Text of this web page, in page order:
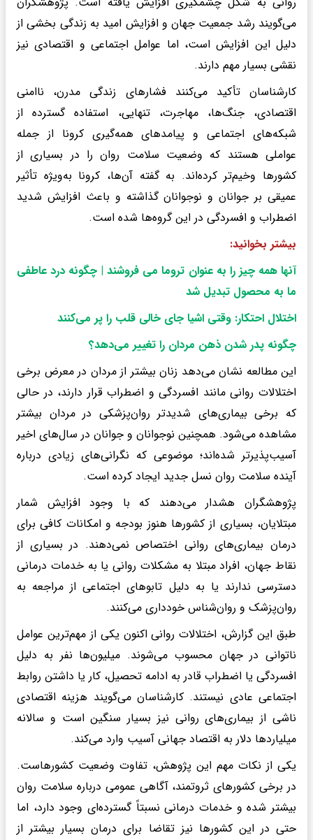
می‌گویند رشد جمعیت جهان و افزایش امید به زندگی بخشی از
دلیل این افزایش است، اما عوامل اجتماعی و اقتصادی نیز
نقشی بسیار مهم دارند.
کارشناسان تأکید می‌کنند فشارهای زندگی مدرن، ناامنی
اقتصادی، جنگ‌ها، مهاجرت، تنهایی، استفاده گسترده از
شبکه‌های اجتماعی و پیامدهای همه‌گیری کرونا از جمله
عواملی هستند که وضعیت سلامت روان را در بسیاری از
کشورها وخیم‌تر کرده‌اند. به گفته آن‌ها، کرونا به‌ویژه تأثیر
عمیقی بر جوانان و نوجوانان گذاشته و باعث افزایش شدید
اضطراب و افسردگی در این گروه‌ها شده است.
بیشتر بخوانید:
آنها همه چیز را به عنوان تروما می فروشند | چگونه درد عاطفی
ما به محصول تبدیل شد
اختلال احتکار: وقتی اشیا جای خالی قلب را پر می‌کنند
چگونه پدر شدن ذهن مردان را تغییر می‌دهد؟
این مطالعه نشان می‌دهد زنان بیشتر از مردان در معرض برخی
اختلالات روانی مانند افسردگی و اضطراب قرار دارند، در حالی
که برخی بیماری‌های شدیدتر روان‌پزشکی در مردان بیشتر
مشاهده می‌شود. همچنین نوجوانان و جوانان در سال‌های اخیر
آسیب‌پذیرتر شده‌اند؛ موضوعی که نگرانی‌های زیادی درباره
آینده سلامت روان نسل جدید ایجاد کرده است.
پژوهشگران هشدار می‌دهند که با وجود افزایش شمار
مبتلایان، بسیاری از کشورها هنوز بودجه و امکانات کافی برای
درمان بیماری‌های روانی اختصاص نمی‌دهند. در بسیاری از
نقاط جهان، افراد مبتلا به مشکلات روانی یا به خدمات درمانی
دسترسی ندارند یا به دلیل تابوهای اجتماعی از مراجعه به
روان‌پزشک و روان‌شناس خودداری می‌کنند.
طبق این گزارش، اختلالات روانی اکنون یکی از مهم‌ترین عوامل
ناتوانی در جهان محسوب می‌شوند. میلیون‌ها نفر به دلیل
افسردگی یا اضطراب قادر به ادامه تحصیل، کار یا داشتن روابط
اجتماعی عادی نیستند. کارشناسان می‌گویند هزینه اقتصادی
ناشی از بیماری‌های روانی نیز بسیار سنگین است و سالانه
میلیاردها دلار به اقتصاد جهانی آسیب وارد می‌کند.
یکی از نکات مهم این پژوهش، تفاوت وضعیت کشورهاست.
در برخی کشورهای ثروتمند، آگاهی عمومی درباره سلامت روان
بیشتر شده و خدمات درمانی نسبتاً گسترده‌ای وجود دارد، اما
حتی در این کشورها نیز تقاضا برای درمان بسیار بیشتر از